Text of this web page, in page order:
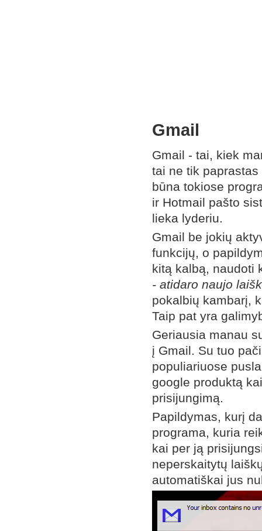
Gmail
Gmail - tai, kiek
tai ne tik
būna tokiose
ir Hotmail pašto
lieka lyderiu.
Gmail be jokių
funkcijų, o
kitą kalbą, naudoti
- atidaro naujo
pokalbių kambarį,
Taip pat yra
Geriausia manau
į Gmail. Su tuo
populiariuose
google produktą
prisijungimą.
Papildymas, kurį
programa, kuria
kai per ją
neperskaitytų
automatiškai jus